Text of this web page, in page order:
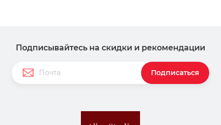
Подписывайтесь на скидки и рекомендации
Подписаться